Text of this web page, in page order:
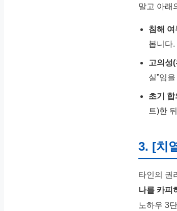
말고 아래
침해
봅니다.
고의성
실”임
초기
트)한
3. [치
타인의 권
나를 카피
노하우 3